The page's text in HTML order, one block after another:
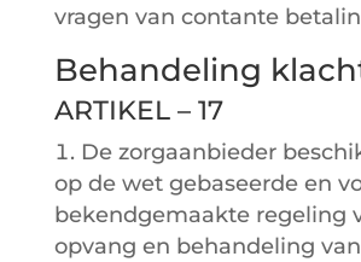
vragen van contante
Behandeling
ARTIKEL – 17
De zorgaanbieder
op de wet gebaseerde en
bekendgemaakte regeling
opvang en behandeling